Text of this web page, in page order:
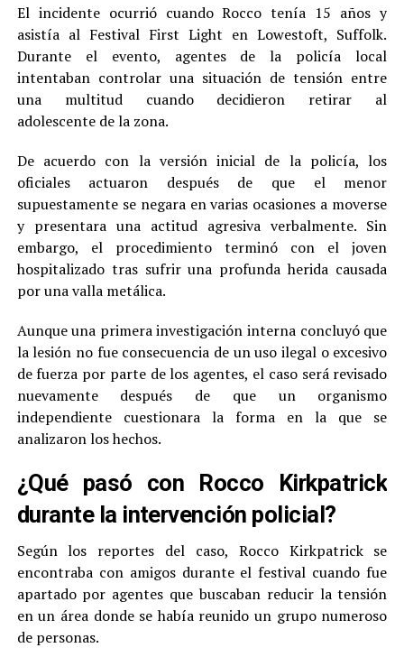
El incidente ocurrió cuando Rocco tenía 15 años y
asistía al Festival First Light en Lowestoft, Suffolk.
Durante el evento, agentes de la policía local
intentaban controlar una situación de tensión entre
una multitud cuando decidieron retirar al
adolescente de la zona.
De acuerdo con la versión inicial de la policía, los
oficiales actuaron después de que el menor
supuestamente se negara en varias ocasiones a moverse
y presentara una actitud agresiva verbalmente. Sin
embargo, el procedimiento terminó con el joven
hospitalizado tras sufrir una profunda herida causada
por una valla metálica.
Aunque una primera investigación interna concluyó que
la lesión no fue consecuencia de un uso ilegal o excesivo
de fuerza por parte de los agentes, el caso será revisado
nuevamente después de que un organismo
independiente cuestionara la forma en la que se
analizaron los hechos.
¿Qué pasó con Rocco Kirkpatrick
durante la intervención policial?
Según los reportes del caso, Rocco Kirkpatrick se
encontraba con amigos durante el festival cuando fue
apartado por agentes que buscaban reducir la tensión
en un área donde se había reunido un grupo numeroso
de personas.